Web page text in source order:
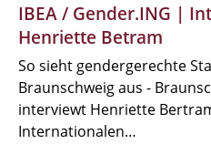
IBEA / Gender.ING |
Henriette Betram
So sieht gendergerechte
Braunschweig aus -
interviewt Henriette
Internationalen…